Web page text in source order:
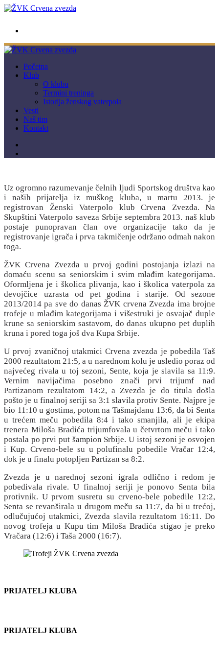
Početna
Klub
O klubu
Termini treninga
Istorija ženskog vaterpola
Vesti
Naš tim
Kontakt
Uz ogromno razumevanje čelnih ljudi Sportskog društva kao
i naših prijatelja iz muškog kluba, u martu 2013. je
registrovan Ženski Vaterpolo klub Crvena Zvezda. Na
Skupštini Vaterpolo saveza Srbije septembra 2013. naš klub
postaje punopravan član ove organizacije tako da je
registrovanje igrača i prva takmičenje održano odmah nakon
toga.
ŽVK Crvena Zvezda u prvoj godini postojanja izlazi na
domaću scenu sa seniorskim i svim mlađim kategorijama.
Oformljena je i školica plivanja, kao i školica vaterpola za
devojčice uzrasta od pet godina i starije. Od sezone
2013/2014 pa sve do danas ŽVK crvena Zvezda ima brojne
trofeje u mlađim kategorijama i višestruki je osvajač duple
krune sa seniorskim sastavom, do danas ukupno pet duplih
kruna i pored toga još dva Kupa Srbije.
U prvoj zvaničnoj utakmici Crvena zvezda je pobedila Taš
2000 rezultatom 21:5, a u narednom kolu je usledio poraz od
najvećeg rivala u toj sezoni, Sente, koja je slavila sa 11:9.
Vernim navijačima posebno znači prvi trijumf nad
Partizanom rezultatom 14:2, a Zvezda je do titula došla
pošto je u finalnoj seriji sa 3:1 slavila protiv Sente. Najpre je
bio 11:10 u gostima, potom na Tašmajdanu 13:6, da bi Senta
u trećem meču pobedila 8:4 i tako smanjila, ali je ekipa
trenera Miloša Bradića trijumfovala u četvrtom meču i tako
postala po prvi put šampion Srbije. U istoj sezoni je osvojen
i Kup. Crveno-bele su u polufinalu pobedile Vračar 12:4,
dok je u finalu potopljen Partizan sa 8:2.
Zvezda je u narednoj sezoni igrala odlično i redom je
pobeđivala rivale. U finalnoj seriji je ponovo Senta bila
protivnik. U prvom susretu su crveno-bele pobedile 12:2,
Senta se revanširala u drugom meču sa 11:7, da bi u trećoj,
odlučujućoj utakmici, Zvezda slavila rezultatom 16:11. Do
novog trofeja u Kupu tim Miloša Bradića stigao je preko
Vračara (12:6) i Taša 2000 (16:7).
PRIJATELJ KLUBA
PRIJATELJ KLUBA